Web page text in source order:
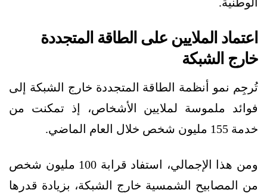
اعتماد الملايين على الطاقة المتجددة
خارج الشبكة
تُرجِم نمو أنظمة الطاقة المتجددة خارج الشبكة إلى
فوائد ملموسة لملايين الأشخاص، إذ تمكنت من
خدمة 155 مليون شخص خلال العام الماضي.
ومن هذا الإجمالي، استفاد قرابة 100 مليون شخص
من المصابيح الشمسية خارج الشبكة، بزيادة قدرها